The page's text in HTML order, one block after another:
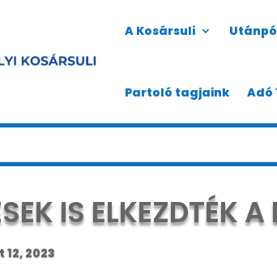
A Kosársuli
Partoló tagjaink Adó
IS ELKEZDTÉK
12, 2023